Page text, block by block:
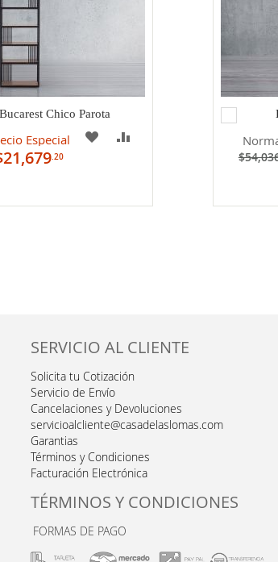
Chico Parota
Especial
.20
carrito
SERVICIO AL CLIENTE
Solicita tu Cotización
Servicio de Envío
Cancelaciones y Devoluciones
servicioalcliente@casadelaslomas.com
Garantias
Términos y Condiciones
Facturación Electrónica
TÉRMINOS Y CONDICIONES
FORMAS DE PAGO